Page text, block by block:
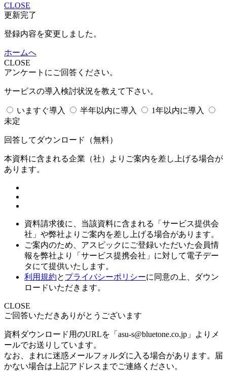
CLOSE
更新完了
登録内容を変更しました。
ホームへ
CLOSE
アンケートにご回答ください。
サービスの導入検討状況を教えて下さい。
いますぐ導入 半年以内に導入
1年以内に導入
未定
回答してダウンロード （無料）
本資料に含まれる企業（社）よりご案内を差し上げる場合が
あります。
資料請求後に、当該資料に含まれる「サービス提供会
社」や弊社よりご案内を差し上げる場合があります。
ご案内のため、アスピックにご登録いただいた会員情
報を弊社より「サービス提携会社」に対して電子デー
タにて提供いたします。
利用規約と プライバシーポリシーに同意の上、ダウン
ロードいただきます。
CLOSE
ご回答いただきありがとうございます
資料ダウンロード用のURLを「asu-s@bluetone.co.jp」よりメ
ールでお送りしています。
なお、まれに迷惑メールフォルダに入る場合があります。届
かない場合は上記アドレスまでご連絡ください。